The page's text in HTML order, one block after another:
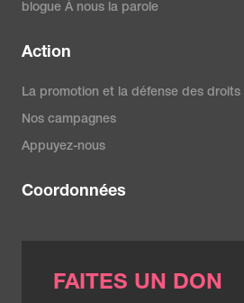
blogue À nous la parole
Action
La promotion et la défense des droits
Nos campagnes
Appuyez-nous
Coordonnées
FAITES UN DON